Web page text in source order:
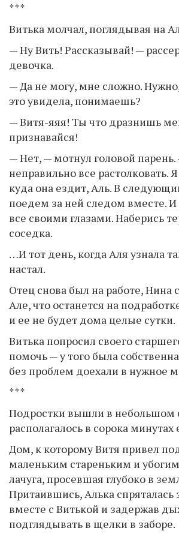
***
Витька молчал, поглядывая на
— Ну Вить! Рассказывай! —
девочка.
— Да не могу, мне сложно.
это увидела, понимаешь?
— Витя-яяя! Ты что дразнишь
признавайся!
— Нет, — мотнул головой
неправильно все растолковать.
куда она ездит, Аль. В
поедем за ней следом вместе.
все своими глазами. Наберись
соседка.
…И тот день, когда Аля узнала
настал.
Отец снова был на работе, Нина
Але, что останется на
и ее не будет дома целые сутки.
Витька попросил своего
помочь — у того была
без проблем доехали в нужное
***
Подростки вышли в небольшом
располагалось в сорока
Дом, к которому Витя привел
маленьким стареньким и
лачуга, просевшая глубоко в
Притаившись, Алька спряталась
вместе с Витькой и задержав
подглядывать в щелки в заборе.